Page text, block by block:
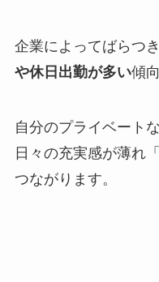
企業によってばらつ
や休日出勤が多い傾
自分のプライベート
日々の充実感が薄れ
つながります。